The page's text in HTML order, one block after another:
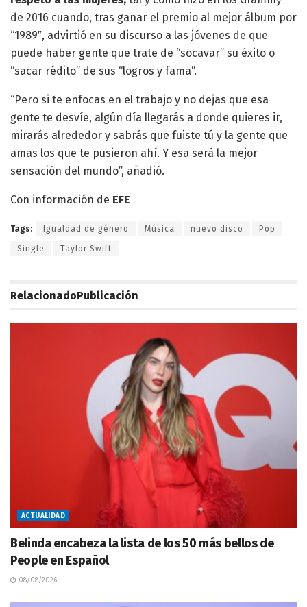
de 2016 cuando, tras ganar el premio al mejor álbum por
“1989″, advirtió en su discurso a las jóvenes de que
puede haber gente que trate de “socavar” su éxito o
“sacar rédito” de sus “logros y fama”.
“Pero si te enfocas en el trabajo y no dejas que esa
gente te desvíe, algún día llegarás a donde quieres ir,
mirarás alrededor y sabrás que fuiste tú y la gente que
amas los que te pusieron ahí. Y esa será la mejor
sensación del mundo”, añadió.
Con información de EFE
Tags: Igualdad de género Música nuevo disco Pop
Single Taylor Swift
RelacionadoPublicación
ACTUALIDAD
Belinda encabeza la lista de los 50 más bellos de
People en Español
08/08/2026